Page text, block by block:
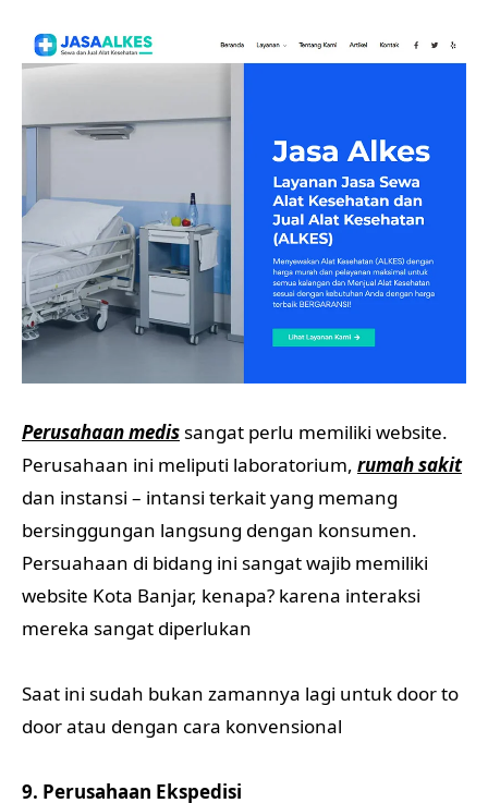
Perusahaan medissangat perlu memiliki website.
Perusahaan ini meliputi laboratorium, rumah sakit
dan instansi – intansi terkait yang memang
bersinggungan langsung dengan konsumen.
Persuahaan di bidang ini sangat wajib memiliki
website Kota Banjar, kenapa? karena interaksi
mereka sangat diperlukan
Saat ini sudah bukan zamannya lagi untuk door to
door atau dengan cara konvensional
9. Perusahaan Ekspedisi